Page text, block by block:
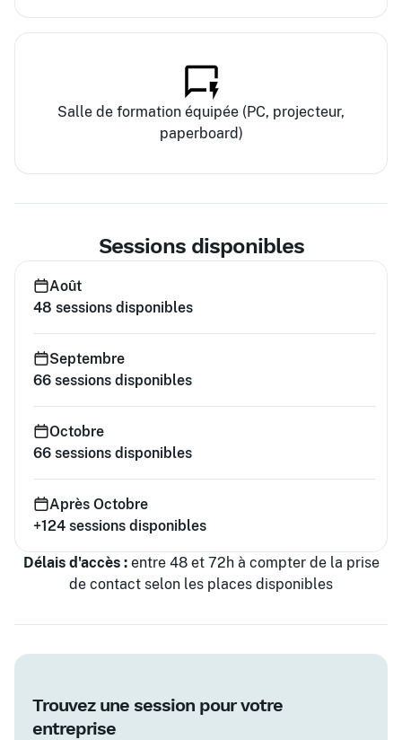
Salle de formation équipée (PC, projecteur,
paperboard)
Sessions disponibles
Août
48 sessions disponibles
Septembre
66 sessions disponibles
Octobre
66 sessions disponibles
Après Octobre
+124 sessions disponibles
Délais d'accès :entre 48 et 72h à compter de la prise
de contact selon les places disponibles
Trouvez une session pour votre
entreprise